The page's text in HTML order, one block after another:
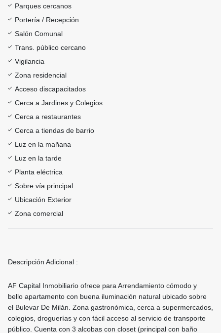
Parques cercanos
Portería / Recepción
Salón Comunal
Trans. público cercano
Vigilancia
Zona residencial
Acceso discapacitados
Cerca a Jardines y Colegios
Cerca a restaurantes
Cerca a tiendas de barrio
Luz en la mañana
Luz en la tarde
Planta eléctrica
Sobre vía principal
Ubicación Exterior
Zona comercial
Descripción Adicional :
AF Capital Inmobiliario ofrece para Arrendamiento cómodo y
bello apartamento con buena iluminación natural ubicado sobre
el Bulevar De Milán. Zona gastronómica, cerca a supermercados,
colegios, droguerías y con fácil acceso al servicio de transporte
público. Cuenta con 3 alcobas con closet (principal con baño